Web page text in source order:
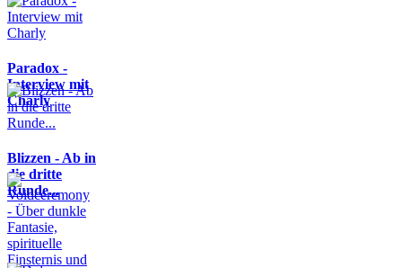
Paradox -
Interview mit
Charly
Blizzen - Ab in
die dritte
Runde...